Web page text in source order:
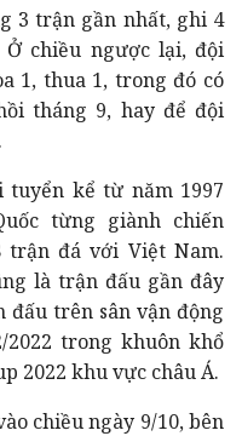
3 trận gần nhất, ghi 4
chiều ngược lại, đội
1, thua 1, trong đó có
tháng 9, hay để đội
kể từ năm 1997
từng giành chiến
đá với Việt Nam.
là trận đấu gần đây
trên sân vận động
trong khuôn khổ
2022 khu vực châu Á.
chiều ngày 9/10, bên